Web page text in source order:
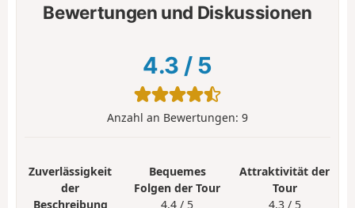
Bewertungen und Diskussionen
4.3 / 5
Anzahl an Bewertungen: 9
Zuverlässigkeit
der
Beschreibung
Bequemes
Folgen der Tour
4.4 / 5
Attraktivität der
Tour
4.3 / 5